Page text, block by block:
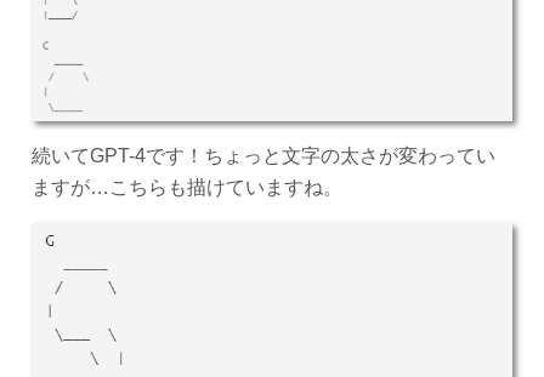
続いてGPT-4です！ちょっと文字の太さが変わってい
ますが…こちらも描けていますね。